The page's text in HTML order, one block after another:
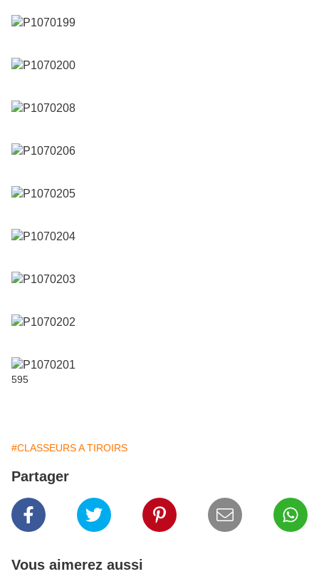
595
#CLASSEURS A TIROIRS
Partager
Vous aimerez aussi